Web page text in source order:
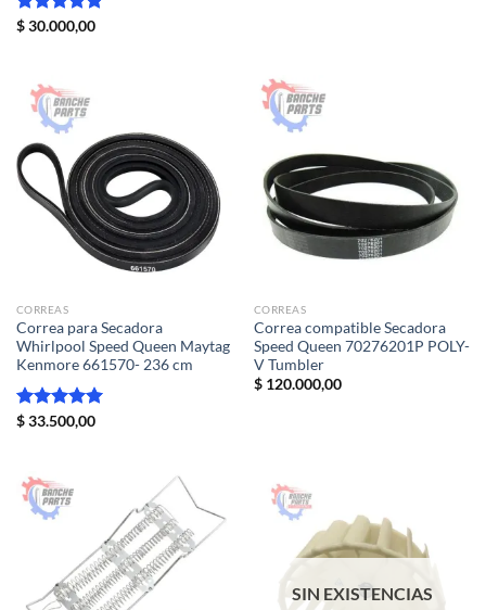
Valorado
$30.000,00
CORREAS
Correa para Secadora
Whirlpool Speed Queen Maytag
Kenmore 661570- 236 cm
Valorado
$33.500,00
CORREAS
Correa compatible Secadora
Speed Queen 70276201P POLY-
V Tumbler
$120.000,00
SIN EXISTENCIAS